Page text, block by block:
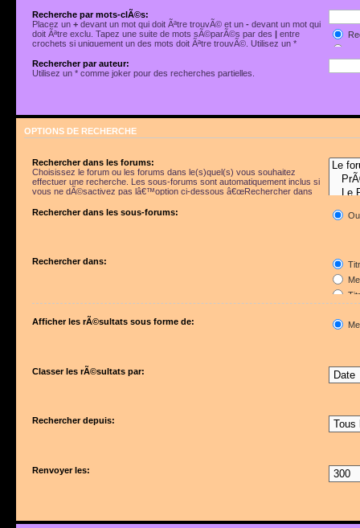
Recherche par mots-clÃ©s:
Placez un+ devant un mot qui doit Ãªtre trouvÃ© et un- devant un mot qui
doit Ãªtre exclu. Tapez une suite de mots sÃ©parÃ©s par des| entre
crochets si uniquement un des mots doit Ãªtre trouvÃ©. Utilisez un *
Rechercher par auteur:
Utilisez un * comme joker pour des recherches partielles.
OPTIONS DE RECHERCHE
Rechercher dans les forums:
Choisissez le forum ou les forums dans le(s)quel(s) vous souhaitez
effectuer une recherche. Les sous-forums sont automatiquement inclus si
vous ne dÃ©sactivez pas lâ€™option ci-dessous â€œRechercher dans
Rechercher dans les sous-forums:
Rechercher dans:
Afficher les rÃ©sultats sous forme de:
Classer les rÃ©sultats par:
Rechercher depuis:
Renvoyer les: